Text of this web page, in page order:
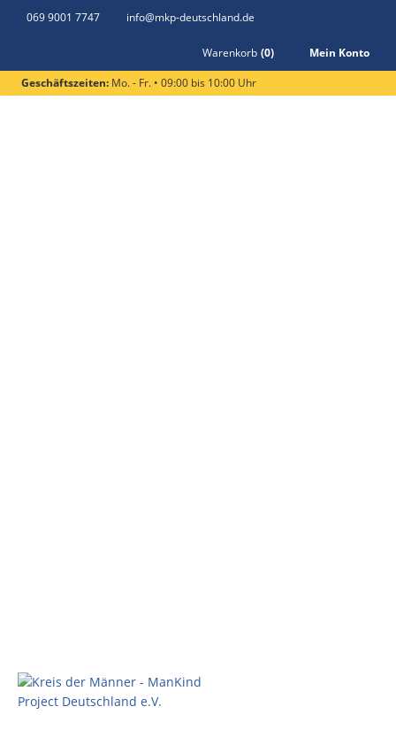
069 9001 7747 info@mkp-deutschland.de
Mein Konto
Warenkorb (0)
Geschäftszeiten: Mo. - Fr. • 09:00 bis 10:00 Uhr